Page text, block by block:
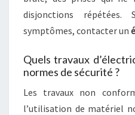
disjonctions répétées.
symptômes, contacter un
Quels travaux
normes de sécurité ?
Les travaux non
l’utilisation de matériel